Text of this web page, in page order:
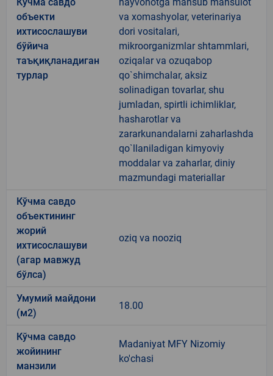
объекти
ихтисослашуви
бўйича
таъқиқланадиган
турлар
va xomashyolar, veterinariya
dori vositalari,
mikroorganizmlar shtammlari,
oziqalar va ozuqabop
qo`shimchalar, aksiz
solinadigan tovarlar, shu
jumladan, spirtli ichimliklar,
hasharotlar va
zararkunandalarni zaharlashda
qo`llaniladigan kimyoviy
moddalar va zaharlar, diniy
mazmundagi materiallar
Кўчма савдо
объектининг
жорий
ихтисослашуви
(агар мавжуд
бўлса)
oziq va nooziq
Умумий майдони
(м2)
18.00
Кўчма савдо
жойининг
манзили
Madaniyat MFY Nizomiy
ko'chasi